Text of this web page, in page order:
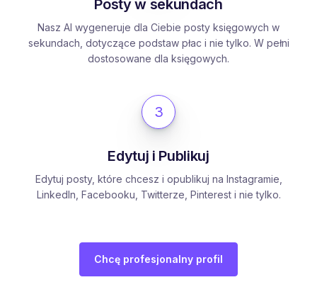
Posty w sekundach
Nasz AI wygeneruje dla Ciebie posty księgowych w
sekundach, dotyczące podstaw płac i nie tylko. W pełni
dostosowane dla księgowych.
3
Edytuj i Publikuj
Edytuj posty, które chcesz i opublikuj na Instagramie,
LinkedIn, Facebooku, Twitterze, Pinterest i nie tylko.
Chcę profesjonalny profil